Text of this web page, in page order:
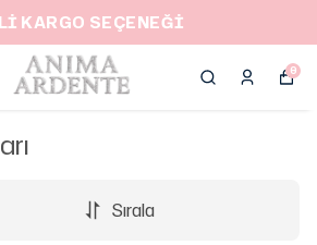
KARGO SEÇENEĞİ
0
Sırala